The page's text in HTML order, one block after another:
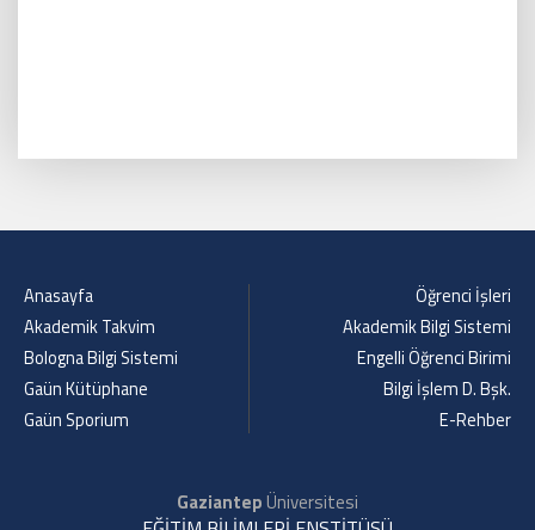
Anasayfa
Akademik Takvim
Bologna Bilgi Sistemi
Gaün Kütüphane
Gaün Sporium
Öğrenci İşleri
Akademik Bilgi Sistemi
Engelli Öğrenci Birimi
Bilgi İşlem D. Bşk.
E-Rehber
GaziantepÜniversitesi